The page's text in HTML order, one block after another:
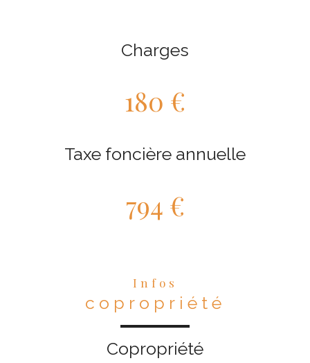
Charges
180 €
Taxe foncière annuelle
794 €
Infos
copropriété
Copropriété